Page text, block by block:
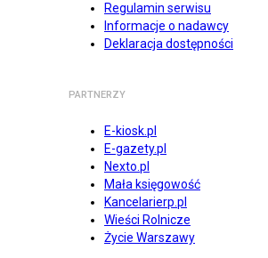
Regulamin serwisu
Informacje o nadawcy
Deklaracja dostępności
PARTNERZY
E-kiosk.pl
E-gazety.pl
Nexto.pl
Mała księgowość
Kancelarierp.pl
Wieści Rolnicze
Życie Warszawy